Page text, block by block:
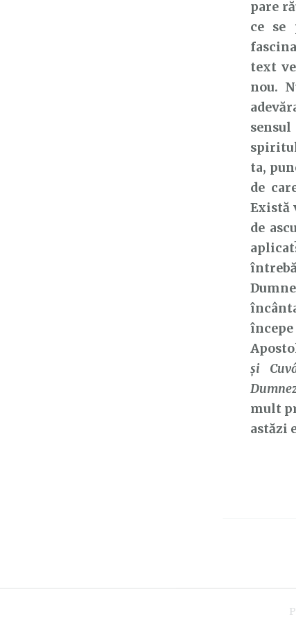
pare
ce se
text
nou.
ta,
de
Există
de
și
mult
astăzi